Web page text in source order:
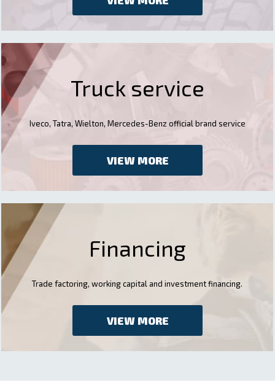
Truck service
Iveco, Tatra, Wielton, Mercedes-Benz official brand service
VIEW MORE
Financing
Trade factoring, working capital and investment financing.
VIEW MORE